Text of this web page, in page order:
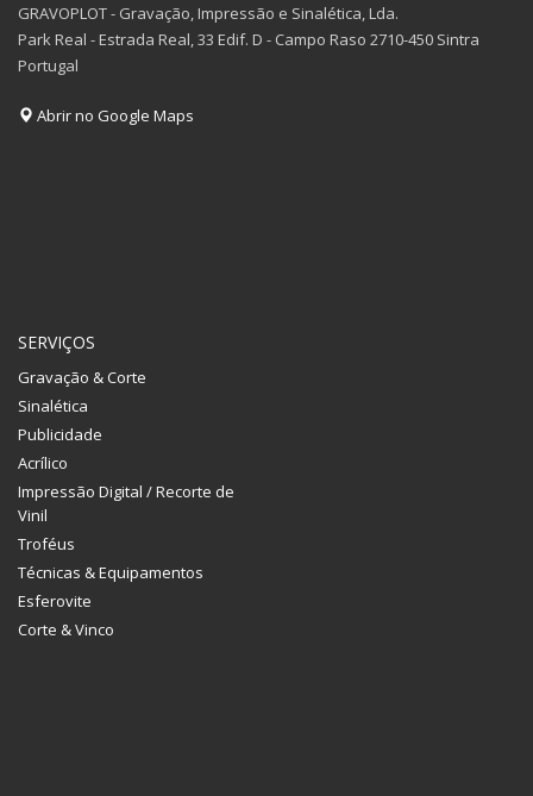
GRAVOPLOT - Gravação, Impressão e Sinalética, Lda.
Park Real - Estrada Real, 33 Edif. D - Campo Raso 2710-450 Sintra
Portugal
Abrir no Google Maps
SERVIÇOS
Gravação & Corte
Sinalética
Publicidade
Acrílico
Impressão Digital / Recorte de
Vinil
Troféus
Técnicas & Equipamentos
Esferovite
Corte & Vinco